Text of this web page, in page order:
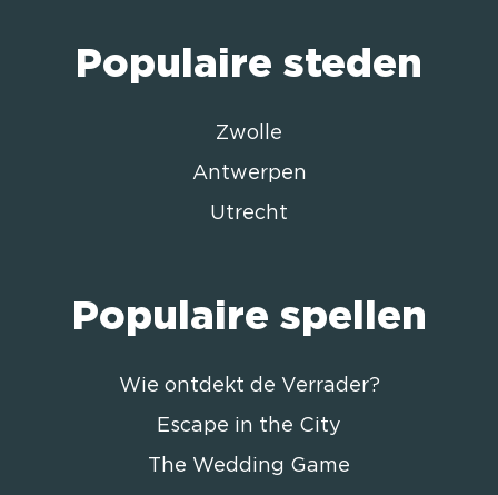
Populaire steden
Zwolle
Antwerpen
Utrecht
Populaire spellen
Wie ontdekt de Verrader?
Escape in the City
The Wedding Game